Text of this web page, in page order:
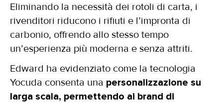
Eliminando la necessità dei rotoli di carta, i
rivenditori riducono i rifiuti e l’impronta di
carbonio, offrendo allo stesso tempo
un’esperienza più moderna e senza attriti.
Edward ha evidenziato come la tecnologia
Yocuda consenta una personalizzazione su
larga scala, permettendo ai brand di